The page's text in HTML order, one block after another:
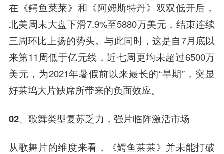
在《鳄鱼莱莱》和《阿姆斯特丹》双双低开后，
北美周末大盘下滑7.9%至5880万美元，结束连续
三周环比上扬的势头。与此同时，这是自7月底以
来第11周低于亿元线，近七周更均未超过6500万
美元，为2021年暑假前以来最长的“旱期”，突显
好莱坞大片缺席所带来的负面效应。
02、歌舞类型复苏乏力，强片临阵激活市场
从歌舞片的维度来看，《鳄鱼莱莱》并未能打破